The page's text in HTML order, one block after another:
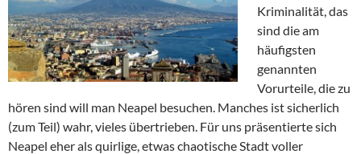
Kriminalität, das
sind die am
häufigsten
genannten
Vorurteile, die zu
hören sind will man Neapel besuchen. Manches ist sicherlich
(zum Teil) wahr, vieles übertrieben. Für uns präsentierte sich
Neapel eher als quirlige, etwas chaotische Stadt voller